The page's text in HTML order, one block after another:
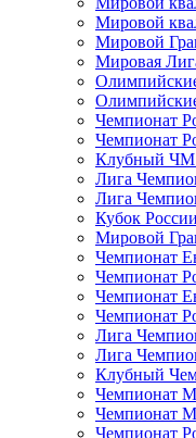
Мировой
Мировой
Мировая
Чемпионат
Чемпионат
Клубный
Лига
Лига
Кубок
Мировой
Чемпионат
Чемпионат
Чемпионат
Чемпионат
Лига
Лига
Клубный
Чемпионат
Чемпионат
Чемпионат